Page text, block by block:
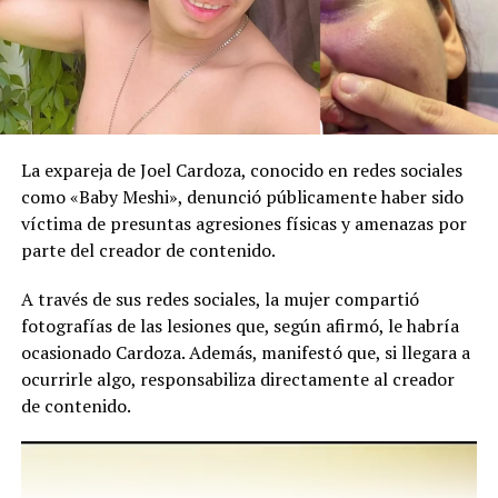
Centro retira 30 toneladas
de basura en La Tiendona y
Ciudad Futura
3 julio, 2026
En «Nacionales»
RELATED TOPICS:
ALCALDÍA
ALCALDÍA DE SAN SALVADOR
BASURA
CIUDAD LIMPIA
CONTAMINACIÓN
CONVIVENCIA CIUDADANA
DENUNCIA CIUDADANA
DESECHOS SOLIDOS
ÉL SALVADOR
LIMPIEZA URBANA
MEDIO AMBIENTE
MULTAS
La expareja de Joel Cardoza, conocido en redes sociales
como «Baby Meshi», denunció públicamente haber sido
víctima de presuntas agresiones físicas y amenazas por
parte del creador de contenido.
A través de sus redes sociales, la mujer compartió
fotografías de las lesiones que, según afirmó, le habría
ocasionado Cardoza. Además, manifestó que, si llegara a
ocurrirle algo, responsabiliza directamente al creador
de contenido.